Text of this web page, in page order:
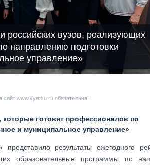
российских вузов, реализующих
направлению подготовки
управление»
www.vyatsu.ru обязательна!
готовят профессионалов по
и муниципальное управление»
результаты ежегодного
образовательные программы по